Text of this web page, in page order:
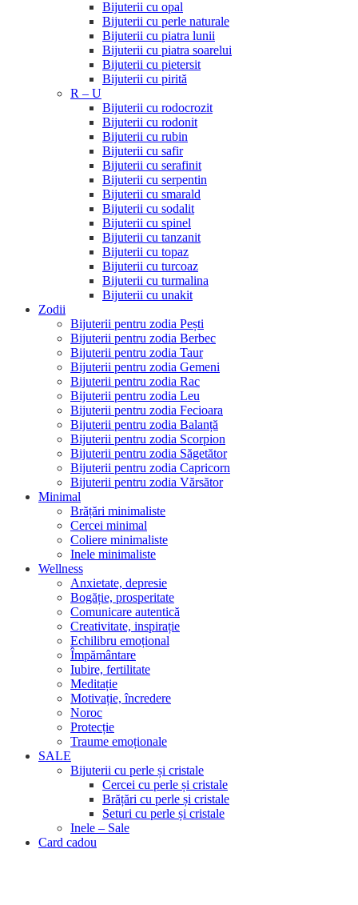
Bijuterii cu opal
Bijuterii cu perle naturale
Bijuterii cu piatra lunii
Bijuterii cu piatra soarelui
Bijuterii cu pietersit
Bijuterii cu pirită
R – U
Bijuterii cu rodocrozit
Bijuterii cu rodonit
Bijuterii cu rubin
Bijuterii cu safir
Bijuterii cu serafinit
Bijuterii cu serpentin
Bijuterii cu smarald
Bijuterii cu sodalit
Bijuterii cu spinel
Bijuterii cu tanzanit
Bijuterii cu topaz
Bijuterii cu turcoaz
Bijuterii cu turmalina
Bijuterii cu unakit
Zodii
Bijuterii pentru zodia Pești
Bijuterii pentru zodia Berbec
Bijuterii pentru zodia Taur
Bijuterii pentru zodia Gemeni
Bijuterii pentru zodia Rac
Bijuterii pentru zodia Leu
Bijuterii pentru zodia Fecioara
Bijuterii pentru zodia Balanță
Bijuterii pentru zodia Scorpion
Bijuterii pentru zodia Săgetător
Bijuterii pentru zodia Capricorn
Bijuterii pentru zodia Vărsător
Minimal
Brățări minimaliste
Cercei minimal
Coliere minimaliste
Inele minimaliste
Wellness
Anxietate, depresie
Bogăție, prosperitate
Comunicare autentică
Creativitate, inspirație
Echilibru emoțional
Împământare
Iubire, fertilitate
Meditație
Motivație, încredere
Noroc
Protecție
Traume emoționale
SALE
Bijuterii cu perle și cristale
Cercei cu perle și cristale
Brățări cu perle și cristale
Seturi cu perle și cristale
Inele – Sale
Card cadou